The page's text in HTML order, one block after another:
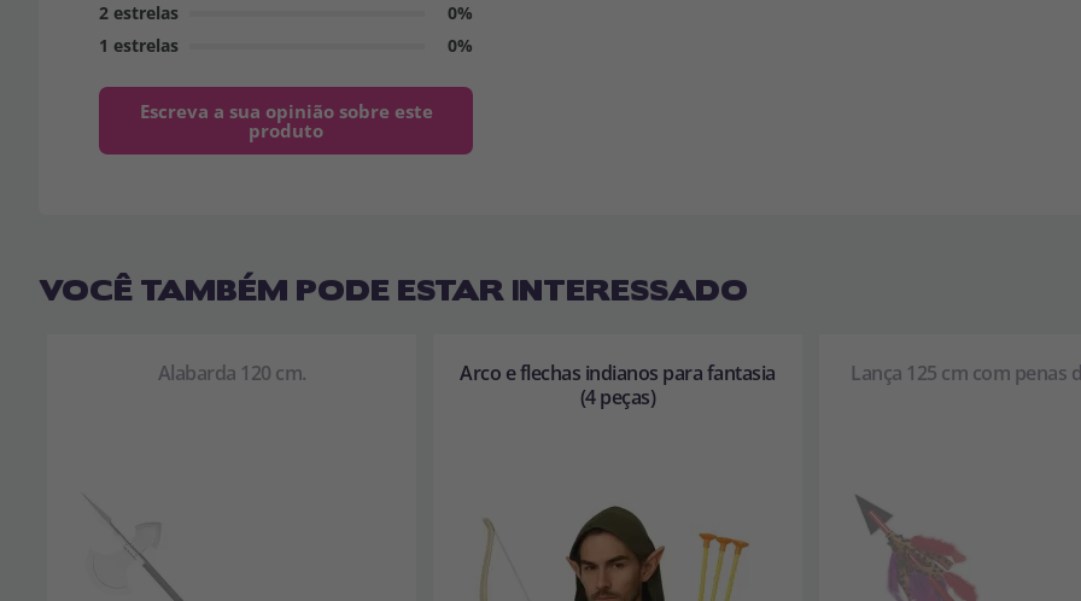
2 estrelas
0%
1 estrelas
0%
Escreva a sua opinião sobre este
produto
VOCÊ TAMBÉM PODE ESTAR INTERESSADO
Alabarda 120 cm.
Arco e flechas indianos para fantasia
(4 peças)
Lança 125 cm com penas